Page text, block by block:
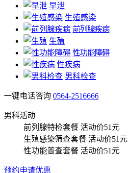
早泄
生殖感染
前列腺疾病
生殖
性功能障碍
性疾病
男科检查
一键电话咨询 0564-2516666
男科活动
前列腺特检套餐 活动价51元
生殖感染筛查套餐 活动价51元
性功能普查套餐 活动价51元
预约申请优惠